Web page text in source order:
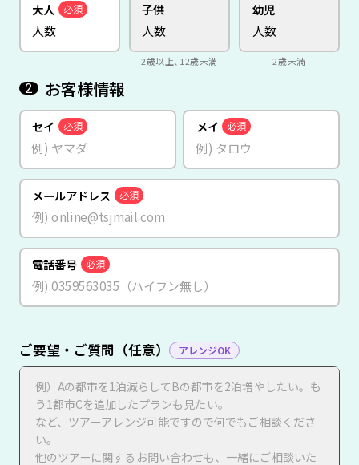
大人 必須 子供
2歳以上、12歳未満
幼児
2歳未満
2 お客様情報
セイ 必須 メイ 必須
メールアドレス 必須
電話番号 必須
ご要望・ご質問（任意） アレンジOK